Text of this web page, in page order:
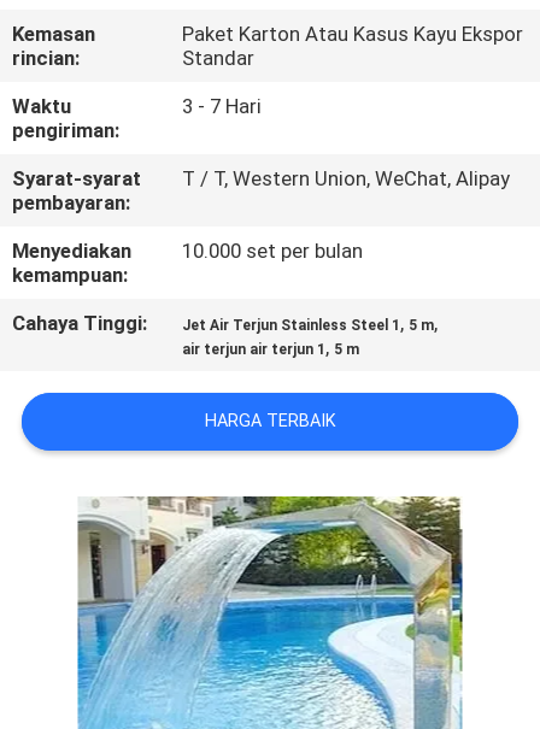
HUBUNGI
KAMI
PERMINTAAN
PENAWARAN
NEWS
SITEMAP
POLICY
Kemasan
rincian:
Paket Karton Atau Kasus Kayu Ekspor
Standar
Waktu
pengiriman:
3 - 7 Hari
Syarat-syarat
pembayaran:
T / T, Western Union, WeChat, Alipay
Menyediakan
kemampuan:
10.000 set per bulan
Cahaya Tinggi: Jet Air Terjun Stainless Steel 1 , 5 m,
air terjun air terjun 1 , 5 m
HARGA TERBAIK